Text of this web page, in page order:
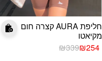
חליפת AURA קצרה חום
מקיאטו
₪339
המחיר
₪254המחיר